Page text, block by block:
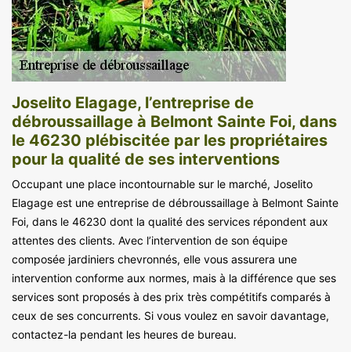
Joselito Elagage, l’entreprise de
débroussaillage à Belmont Sainte Foi, dans
le 46230 plébiscitée par les propriétaires
pour la qualité de ses interventions
Occupant une place incontournable sur le marché, Joselito
Elagage est une entreprise de débroussaillage à Belmont Sainte
Foi, dans le 46230 dont la qualité des services répondent aux
attentes des clients. Avec l’intervention de son équipe
composée jardiniers chevronnés, elle vous assurera une
intervention conforme aux normes, mais à la différence que ses
services sont proposés à des prix très compétitifs comparés à
ceux de ses concurrents. Si vous voulez en savoir davantage,
contactez-la pendant les heures de bureau.